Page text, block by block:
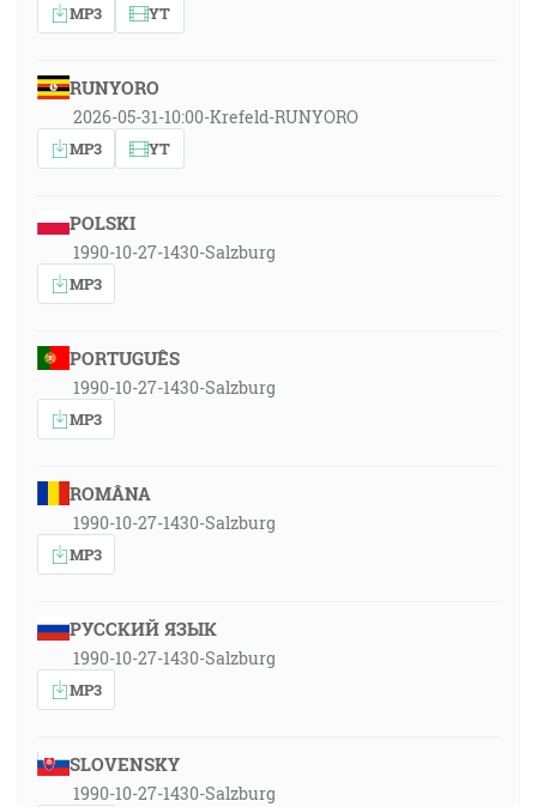
MP3 YT
RUNYORO
2026-05-31-10:00-Krefeld-RUNYORO
MP3 YT
POLSKI
1990-10-27-1430-Salzburg
MP3
PORTUGUÊS
1990-10-27-1430-Salzburg
MP3
ROMÂNA
1990-10-27-1430-Salzburg
MP3
РУССКИЙ ЯЗЫК
1990-10-27-1430-Salzburg
MP3
SLOVENSKY
1990-10-27-1430-Salzburg